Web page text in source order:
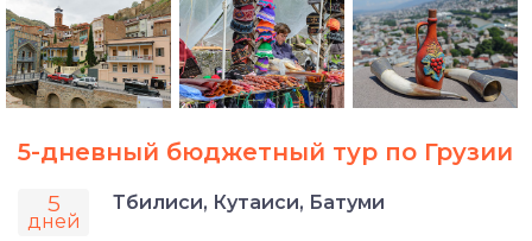
5-дневный бюджетный тур по Грузии
5
дней
Тбилиси, Кутаиси, Батуми